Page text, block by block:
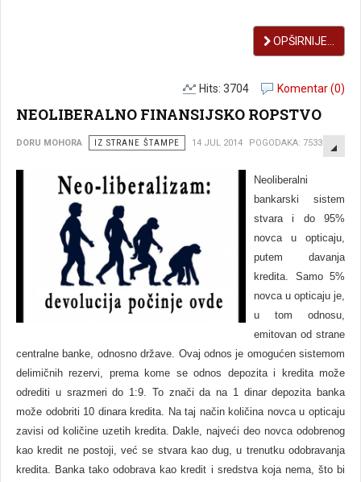
OPŠIRNIJE...
Komentar (0)
Hits: 3704
NEOLIBERALNO FINANSIJSKO ROPSTVO
DORU MOHORA IZ STRANE ŠTAMPE 14 JUL 2014 POGODAKA: 7533
Neoliberalni
bankarski sistem
stvara i do 95%
novca u opticaju,
putem davanja
kredita. Samo 5%
novca u opticaju je,
u tom odnosu,
emitovan od strane
centralne banke, odnosno države. Ovaj odnos je omogućen sistemom
delimičnih rezervi, prema kome se odnos depozita i kredita može
odrediti u srazmeri do 1:9. To znači da na 1 dinar depozita banka
može odobriti 10 dinara kredita. Na taj način količina novca u opticaju
zavisi od količine uzetih kredita. Dakle, najveći deo novca odobrenog
kao kredit ne postoji, već se stvara kao dug, u trenutku odobravanja
kredita. Banka tako odobrava kao kredit i sredstva koja nema, što bi